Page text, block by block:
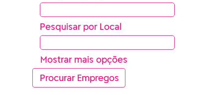
Pesquisar por Local
Mostrar mais opções